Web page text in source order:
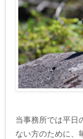
当事務所では平日
ない方のために、